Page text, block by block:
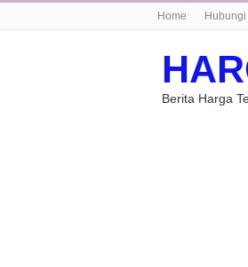
Home
Berita Harga